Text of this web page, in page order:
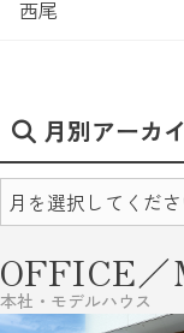
西尾
月別アーカ
OFFICE／
本社・モデルハウス